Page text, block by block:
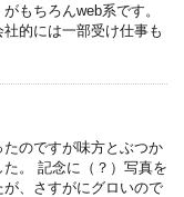
もちろんweb系です。
的には一部受け仕事も
のですが味方とぶつか
。 記念に（？）写真を
、さすがにグロいので